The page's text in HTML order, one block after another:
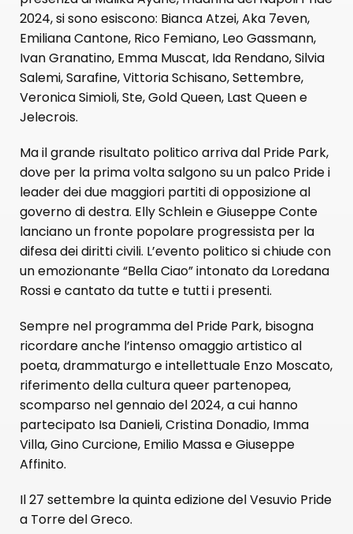
2024, si sono esiscono: Bianca Atzei, Aka 7even,
Emiliana Cantone, Rico Femiano, Leo Gassmann,
Ivan Granatino, Emma Muscat, Ida Rendano, Silvia
Salemi, Sarafine, Vittoria Schisano, Settembre,
Veronica Simioli, Ste, Gold Queen, Last Queen e
Jelecrois.
Ma il grande risultato politico arriva dal Pride Park,
dove per la prima volta salgono su un palco Pride i
leader dei due maggiori partiti di opposizione al
governo di destra. Elly Schlein e Giuseppe Conte
lanciano un fronte popolare progressista per la
difesa dei diritti civili. L’evento politico si chiude con
un emozionante “Bella Ciao” intonato da Loredana
Rossi e cantato da tutte e tutti i presenti.
Sempre nel programma del Pride Park, bisogna
ricordare anche l’intenso omaggio artistico al
poeta, drammaturgo e intellettuale Enzo Moscato,
riferimento della cultura queer partenopea,
scomparso nel gennaio del 2024, a cui hanno
partecipato Isa Danieli, Cristina Donadio, Imma
Villa, Gino Curcione, Emilio Massa e Giuseppe
Affinito.
Il 27 settembre la quinta edizione del Vesuvio Pride
a Torre del Greco.